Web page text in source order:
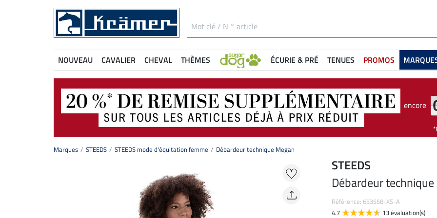
NOUVEAU CAVALIER CHEVAL THÈMES ÉCURIE & PRÉ TENUES PROMOS
encore
Marques STEEDS STEEDS mode d'équitation femme Débardeur technique Megan
STEEDS
Débardeur
Référence: 653558-XS-A
4.7
13 évaluation(s)